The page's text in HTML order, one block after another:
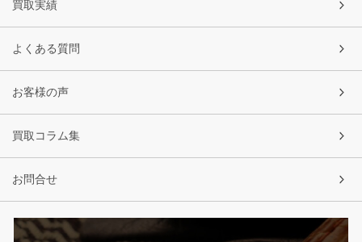
買取実績
よくある質問
お客様の声
買取コラム集
お問合せ